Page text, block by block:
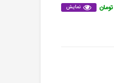
نمایش